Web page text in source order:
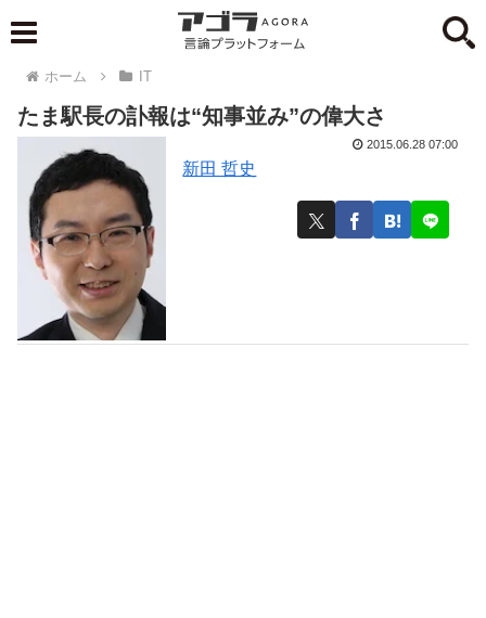
ホーム IT
たま駅長の訃報は“知事並み”の偉大さ
新田 哲史
2015.06.28 07:00